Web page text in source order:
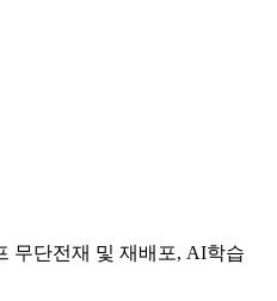
무단전재 및 재배포, AI학습